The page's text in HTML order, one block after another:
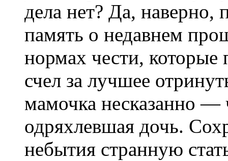
дела нет? Да, наверно,
память о недавнем
нормах чести,
счел за лучшее
мамочка несказанно —
одряхлевшая дочь.
небытия странную